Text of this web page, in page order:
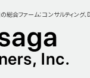
合ファーム：コンサルティング